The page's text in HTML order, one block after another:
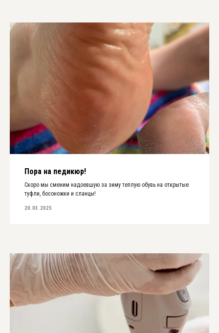
Пора на педикюр!
Скоро мы сменим надоевшую за зиму теплую обувь на открытые
туфли, босоножки и сланцы!
20.03.2025